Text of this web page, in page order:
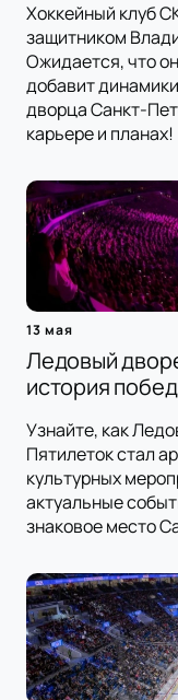
Хоккейный клуб
защитником
Ожидается, что
добавит
дворца Санкт-
карьере и планах!
13 мая
Ледовый
история
Узнайте, как
Пятилеток стал
культурных
актуальные
знаковое место